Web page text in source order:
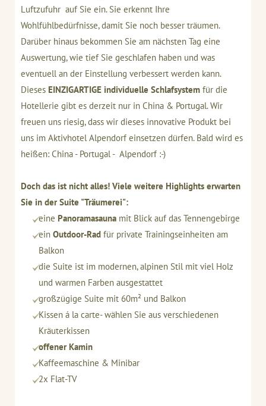
Luftzufuhr auf Sie ein. Sie erkennt Ihre
Wohlfühlbedürfnisse, damit Sie noch besser träumen.
Darüber hinaus bekommen Sie am nächsten Tag eine
Auswertung, wie tief Sie geschlafen haben und was
eventuell an der Einstellung verbessert werden kann.
Dieses EINZIGARTIGE individuelle Schlafsystem für die
Hotellerie gibt es derzeit nur in China & Portugal. Wir
freuen uns riesig, dass wir dieses innovative Produkt bei
uns im Aktivhotel Alpendorf einsetzen dürfen. Bald wird es
heißen: China - Portugal - Alpendorf :-)
Doch das ist nicht alles! Viele weitere Highlights erwarten
Sie in der Suite "Träumerei":
eine Panoramasauna mit Blick auf das Tennengebirge
ein Outdoor-Rad für private Trainingseinheiten am
Balkon
die Suite ist im modernen, alpinen Stil mit viel Holz
und warmen Farben ausgestattet
großzügige Suite mit 60m² und Balkon
Kissen á la carte- wählen Sie aus verschiedenen
Kräuterkissen
offener Kamin
Kaffeemaschine & Minibar
2x Flat-TV